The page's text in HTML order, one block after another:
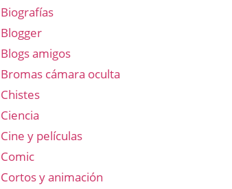
Biografías
Blogger
Blogs amigos
Bromas cámara oculta
Chistes
Ciencia
Cine y películas
Comic
Cortos y animación